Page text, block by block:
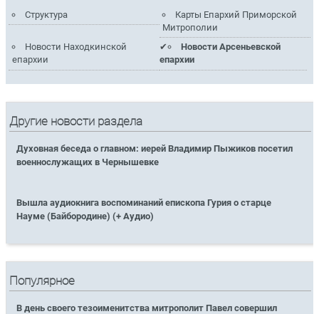
Структура
Карты Епархий Приморской
Митрополии
Новости Находкинской
епархии
Новости Арсеньевской
епархии
Другие новости раздела
Духовная беседа о главном: иерей Владимир Пыжиков посетил
военнослужащих в Чернышевке
Вышла аудиокнига воспоминаний епископа Гурия о старце
Науме (Байбородине) (+ Аудио)
Популярное
В день своего тезоименитства митрополит Павел совершил